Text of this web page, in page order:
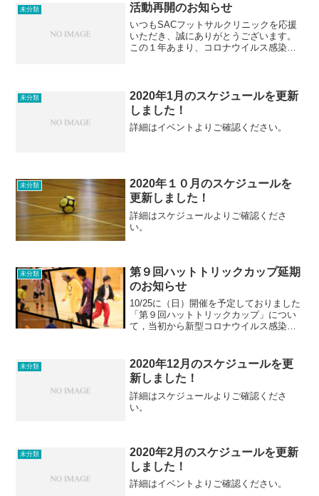
未分類 活動再開のお知らせ
いつもSACフットサルクリニックを応援
いただき、誠にありがとうございます。
この１年あまり、コロナウイルス感染予
らせいたします。活動再...
未分類
2020年1月のスケジュールを更新
しました！
詳細はイベントよりご確認ください。
未分類
2020年１０月のスケジュールを
更新しました！
詳細はスケジュールよりご確認くださ
い。
未分類
第９回ハットトリックカップ延期
のお知らせ
10/25に（日）開催を予定しておりました
「第９回ハットトリックカップ」につい
て，当初から新型コロナウイルス感染対
おける新型コロナウイルス感染拡大状況
をふまえ，県内各地...
未分類
2020年12月のスケジュールを更
新しました！
詳細はスケジュールよりご確認くださ
い。
未分類
2020年2月のスケジュールを更新
しました！
詳細はイベントよりご確認ください。